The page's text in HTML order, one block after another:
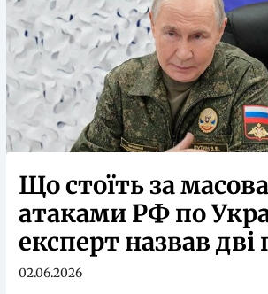
Що стоїть за
атаками РФ по
експерт назвав
02.06.2026